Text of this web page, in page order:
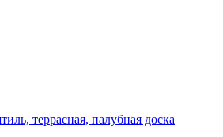
террасная, палубная доска